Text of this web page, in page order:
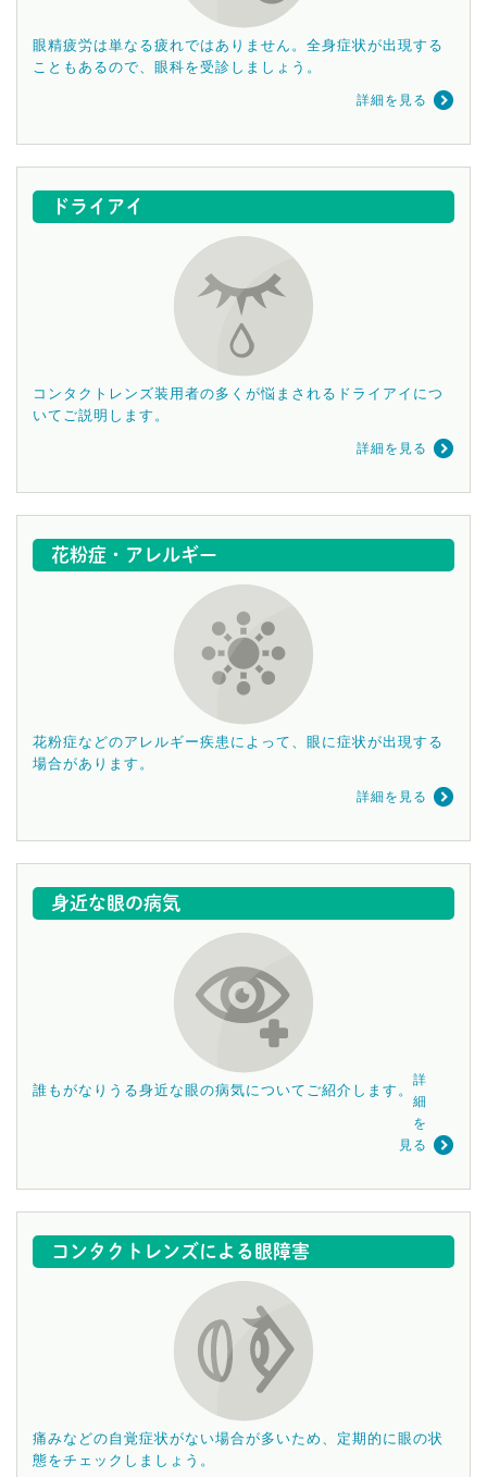
眼精疲労は単なる疲れではありません。全身症状が出現する
こともあるので、眼科を受診しましょう。
詳細を見る
ドライアイ
コンタクトレンズ装用者の多くが悩まされるドライアイにつ
いてご説明します。
詳細を見る
花粉症・アレルギー
花粉症などのアレルギー疾患によって、眼に症状が出現する
場合があります。
詳細を見る
身近な眼の病気
誰もがなりうる身近な眼の病気についてご紹介します。
詳
細
を
見る
コンタクトレンズによる眼障害
痛みなどの自覚症状がない場合が多いため、定期的に眼の状
態をチェックしましょう。